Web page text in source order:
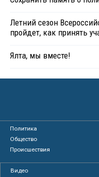
Летний сезон
пройдет, как принять
Ялта, мы вместе!
Политика
Общество
Происшествия
Видео